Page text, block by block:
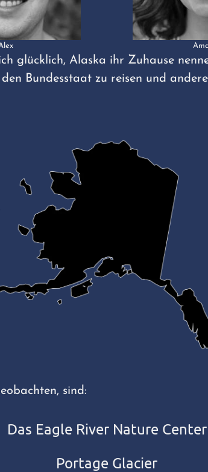
glücklich, Alaska ihr Zuhause
Bundesstaat zu reisen und
sind:
Das Eagle River Nature Center
Portage Glacier